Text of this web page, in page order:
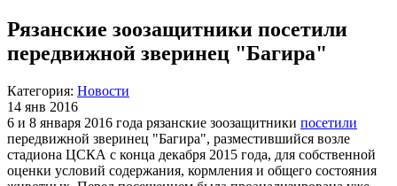
Рязанские зоозащитники посетили
передвижной зверинец "Багира"
Категория: Новости
14 янв 2016
6 и 8 января 2016 года рязанские зоозащитники посетили
передвижной зверинец "Багира", разместившийся возле
стадиона ЦСКА с конца декабря 2015 года, для собственной
оценки условий содержания, кормления и общего состояния